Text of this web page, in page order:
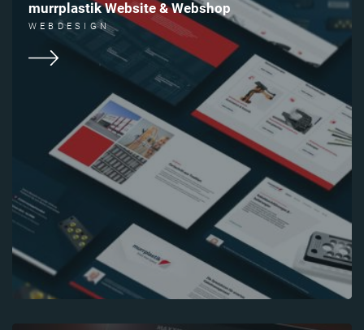
murrplastik Website & Webshop
WEBDESIGN